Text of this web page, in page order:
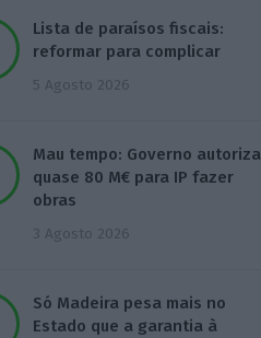
Lista de paraísos fiscais:
reformar para complicar
5 Agosto 2026
Mau tempo: Governo autoriza
quase 80 M€ para IP fazer
obras
3 Agosto 2026
Só Madeira pesa mais no
Estado que a garantia à